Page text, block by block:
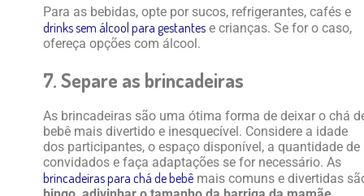
Para as bebidas, opte por sucos, refrigerantes, cafés e
drinks sem álcool para gestantes e crianças. Se for o caso,
ofereça opções com álcool.
7. Separe as brincadeiras
As brincadeiras são uma ótima forma de deixar o chá
bebê mais divertido e inesquecível. Considere a idade
dos participantes, o espaço disponível, a quantidade de
convidados e faça adaptações se for necessário. As
brincadeiras para chá de bebê mais comuns e divertidas